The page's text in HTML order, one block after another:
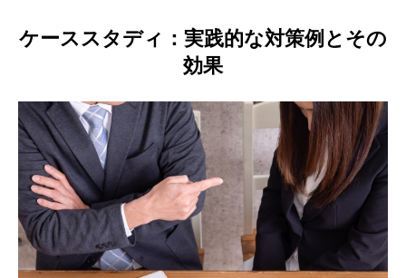
ケーススタディ：実践的な対策例とその
効果